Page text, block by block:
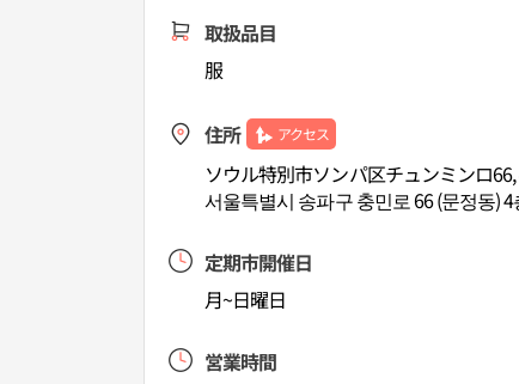
取扱品目
服
住所 アクセス
ソウル特別市ソンパ区チュンミンロ
서울특별시 송파구 충민로 66 (문정동) 4
定期市開催日
月~日曜日
営業時間